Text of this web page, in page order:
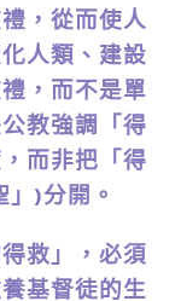
，從而使人
人類、建設
，而不是單
教強調「得
而非把「得
)分開。
救」，必須
基督徒的生